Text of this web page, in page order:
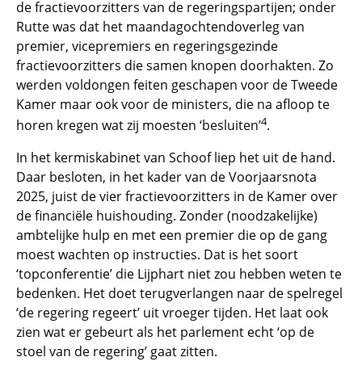
de fractievoorzitters van de regeringspartijen; onder
Rutte was dat het maandagochtendoverleg van
premier, vicepremiers en regeringsgezinde
fractievoorzitters die samen knopen doorhakten. Zo
werden voldongen feiten geschapen voor de Tweede
Kamer maar ook voor de ministers, die na afloop te
horen kregen wat zij moesten ‘besluiten’4.
In het kermiskabinet van Schoof liep het uit de hand.
Daar besloten, in het kader van de Voorjaarsnota
2025, juist de vier fractievoorzitters in de Kamer over
de financiële huishouding. Zonder (noodzakelijke)
ambtelijke hulp en met een premier die op de gang
moest wachten op instructies. Dat is het soort
‘topconferentie’ die Lijphart niet zou hebben weten te
bedenken. Het doet terugverlangen naar de spelregel
‘de regering regeert’ uit vroeger tijden. Het laat ook
zien wat er gebeurt als het parlement echt ‘op de
stoel van de regering’ gaat zitten.